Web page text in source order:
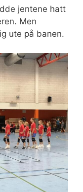
jentene hatt
Men
ute på banen.